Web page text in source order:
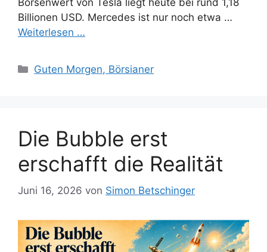
Börsenwert von Tesla liegt heute bei rund 1,18
Billionen USD. Mercedes ist nur noch etwa …
Weiterlesen …
Kategorien
Guten Morgen, Börsianer
Die Bubble erst
erschafft die Realität
Juni 16, 2026 von Simon Betschinger